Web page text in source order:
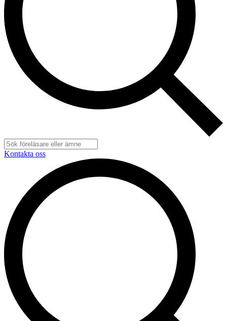
Kontakta oss